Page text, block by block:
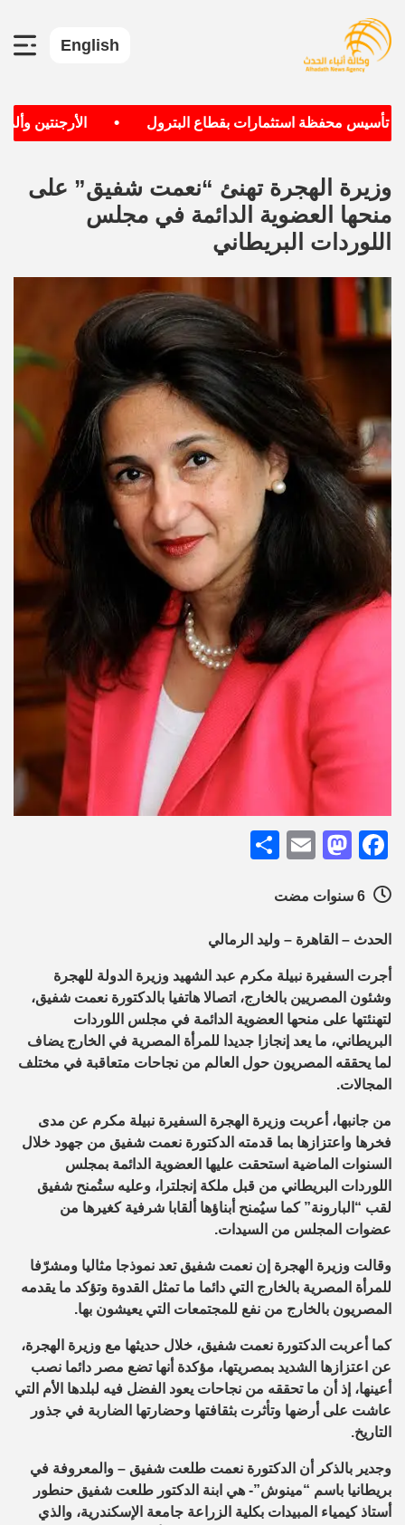
English
محفظة استثمارات بقطاع البترول الأرجنتين
وزيرة الهجرة تهنئ “نعمت شفيق” على
منحها العضوية الدائمة في مجلس
اللوردات البريطاني
Facebook
Mastodon
Email
الحدث – القاهرة – وليد الرمالي
أجرت السفيرة نبيلة مكرم عبد الشهيد وزيرة الدولة للهجرة
وشئون المصريين بالخارج، اتصالا هاتفيا بالدكتورة نعمت شفيق،
لتهنئتها على منحها العضوية الدائمة في مجلس اللوردات
البريطاني، ما يعد إنجازا جديدا للمرأة المصرية في الخارج يضاف
لما يحققه المصريون حول العالم من نجاحات متعاقبة في مختلف
المجالات.
من جانبها، أعربت وزيرة الهجرة السفيرة نبيلة مكرم عن مدى
فخرها واعتزازها بما قدمته الدكتورة نعمت شفيق من جهود خلال
السنوات الماضية استحقت عليها العضوية الدائمة بمجلس
اللوردات البريطاني من قبل ملكة إنجلترا، وعليه ستُمنح شفيق
لقب “البارونة” كما سيُمنح أبناؤها ألقابا شرفية كغيرها من
عضوات المجلس من السيدات.
وقالت وزيرة الهجرة إن نعمت شفيق تعد نموذجا مثاليا ومشرّفا
للمرأة المصرية بالخارج التي دائما ما تمثل القدوة وتؤكد ما يقدمه
المصريون بالخارج من نفع للمجتمعات التي يعيشون بها.
كما أعربت الدكتورة نعمت شفيق، خلال حديثها مع وزيرة الهجرة،
عن اعتزازها الشديد بمصريتها، مؤكدة أنها تضع مصر دائما نصب
أعينها، إذ أن ما تحققه من نجاحات يعود الفضل فيه لبلدها الأم التي
عاشت على أرضها وتأثرت بثقافتها وحضارتها الضاربة في جذور
التاريخ.
وجدير بالذكر أن الدكتورة نعمت طلعت شفيق – والمعروفة في
بريطانيا باسم “مينوش”- هي ابنة الدكتور طلعت شفيق حنطور
أستاذ كيمياء المبيدات بكلية الزراعة جامعة الإسكندرية، والذي